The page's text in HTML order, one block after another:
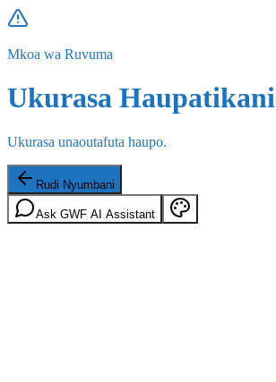
Mkoa wa Ruvuma
Ukurasa Haupatikani
Ukurasa unaoutafuta haupo.
Rudi Nyumbani
Ask GWF AI Assistant